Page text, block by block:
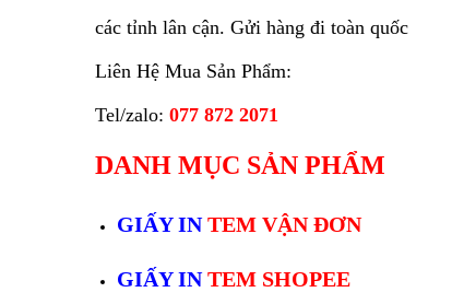
các tỉnh lân cận. Gửi hàng đi toàn quốc
Liên Hệ Mua Sản Phẩm:
Tel/zalo: 077 872 2071
DANH MỤC SẢN PHẨM
GIẤY INTEM VẬN ĐƠN
GIẤY INTEM SHOPEE